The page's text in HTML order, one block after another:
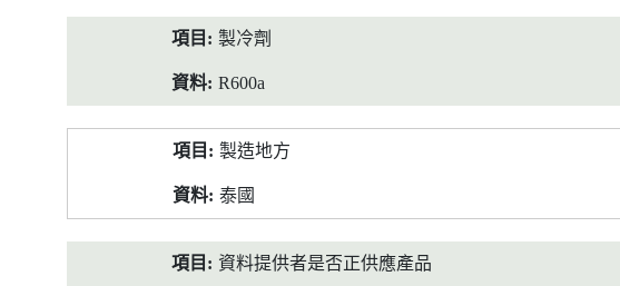
製冷劑
R600a
製造地方
泰國
資料提供者是否正供應產品